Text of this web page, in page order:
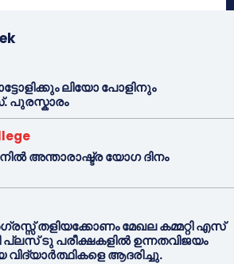
ലിയോ പോളിനും
അന്താരാഷ്ട്ര യോഗ ദിനം
തളിയക്കോണം മേഖല കമ്മറ്റി എസ്
ടു പരീക്ഷകളിൽ ഉന്നതവിജയം
വിദ്യാർത്ഥികളെ ആദരിച്ചു.